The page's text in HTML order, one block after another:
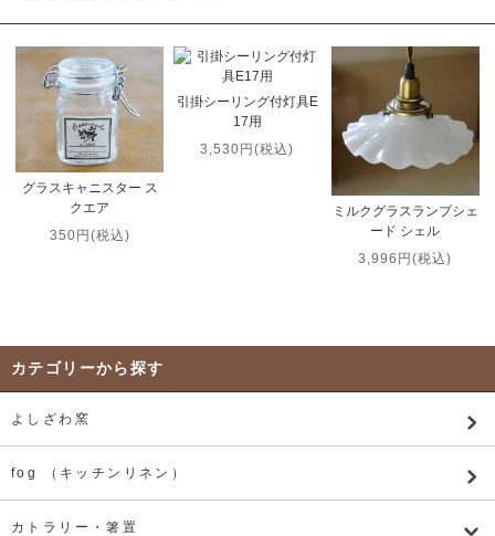
グラスキャニスター ス
クエア
350円(税込)
引掛シーリング付灯具E
17用
3,530円(税込)
ミルクグラスランプシェ
ード シェル
3,996円(税込)
カテゴリーから探す
よしざわ窯
fog （キッチンリネン）
カトラリー・箸置